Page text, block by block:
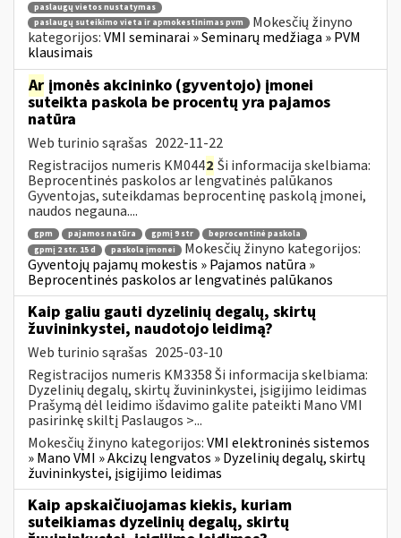
paslaugų vietos nustatymas
paslaugų suteikimo vieta ir apmokestinimas pvm
Mokesčių žinyno
kategorijos:VMI seminarai » Seminarų medžiaga » PVM
klausimais
Ar įmonės akcininko (gyventojo) įmonei
suteikta paskola be procentų yra pajamos
natūra
Web turinio sąrašas 2022-11-22
Registracijos numeris KM0442 Ši informacija skelbiama:
Beprocentinės paskolos ar lengvatinės palūkanos
Gyventojas, suteikdamas beprocentinę paskolą įmonei,
naudos negauna....
gpm pajamos natūra gpmį 9 str
beprocentinė paskola
gpmį 2 str. 15 d
paskola įmonei
Mokesčių žinyno kategorijos:
Gyventojų pajamų mokestis » Pajamos natūra »
Beprocentinės paskolos ar lengvatinės palūkanos
Kaip galiu gauti dyzelinių degalų, skirtų
žuvininkystei, naudotojo leidimą?
Web turinio sąrašas 2025-03-10
Registracijos numeris KM3358 Ši informacija skelbiama:
Dyzelinių degalų, skirtų žuvininkystei, įsigijimo leidimas
Prašymą dėl leidimo išdavimo galite pateikti Mano VMI
pasirinkę skiltį Paslaugos >...
Mokesčių žinyno kategorijos:VMI elektroninės sistemos
» Mano VMI » Akcizų lengvatos » Dyzelinių degalų, skirtų
žuvininkystei, įsigijimo leidimas
Kaip apskaičiuojamas kiekis, kuriam
suteikiamas dyzelinių degalų, skirtų